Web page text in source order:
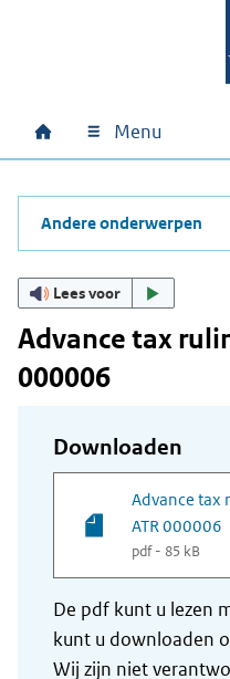
Hoofdnavigatie
Home Menu
Andere onderwerpen
Lees voor
Advance tax
000006
Downloaden
Advance tax
ATR 000006
pdf - 85 kB
De pdf kunt u lezen
kunt u downloaden
Wij zijn niet